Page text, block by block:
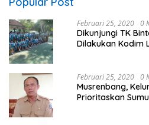
Februari 25, 2020 0
Dikunjungi TK
Dilakukan Kodim
Februari 25, 2020 0
Musrenbang,
Prioritaskan